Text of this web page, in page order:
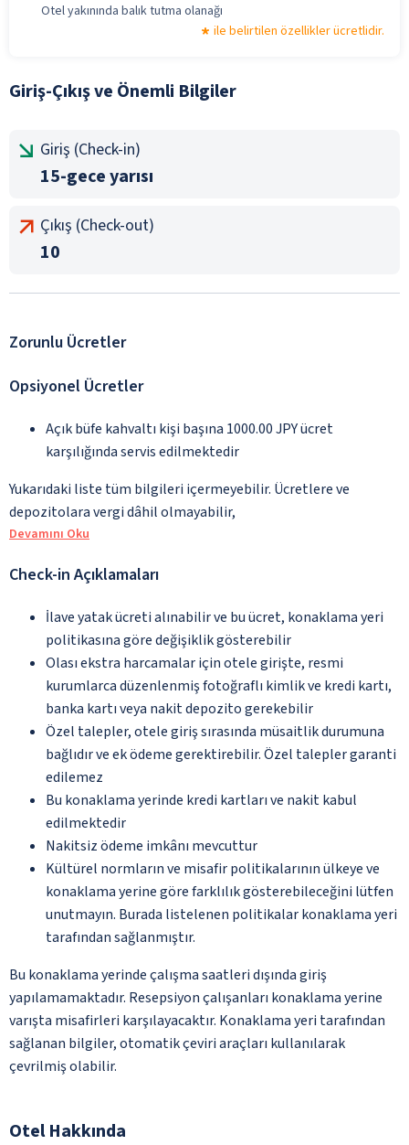
Otel yakınında balık tutma olanağı
ile belirtilen özellikler ücretlidir.
Giriş-Çıkış ve Önemli Bilgiler
Giriş (Check-in)
15-gece yarısı
Çıkış (Check-out)
10
Zorunlu Ücretler
Opsiyonel Ücretler
Açık büfe kahvaltı kişi başına 1000.00 JPY ücret
karşılığında servis edilmektedir
Yukarıdaki liste tüm bilgileri içermeyebilir. Ücretlere ve
depozitolara vergi dâhil olmayabilir,
Devamını Oku
Check-in Açıklamaları
İlave yatak ücreti alınabilir ve bu ücret, konaklama yeri
politikasına göre değişiklik gösterebilir
Olası ekstra harcamalar için otele girişte, resmi
kurumlarca düzenlenmiş fotoğraflı kimlik ve kredi kartı,
banka kartı veya nakit depozito gerekebilir
Özel talepler, otele giriş sırasında müsaitlik durumuna
bağlıdır ve ek ödeme gerektirebilir. Özel talepler garanti
edilemez
Bu konaklama yerinde kredi kartları ve nakit kabul
edilmektedir
Nakitsiz ödeme imkânı mevcuttur
Kültürel normların ve misafir politikalarının ülkeye ve
konaklama yerine göre farklılık gösterebileceğini lütfen
unutmayın. Burada listelenen politikalar konaklama yeri
tarafından sağlanmıştır.
Bu konaklama yerinde çalışma saatleri dışında giriş
yapılamamaktadır. Resepsiyon çalışanları konaklama yerine
varışta misafirleri karşılayacaktır. Konaklama yeri tarafından
sağlanan bilgiler, otomatik çeviri araçları kullanılarak
çevrilmiş olabilir.
Otel Hakkında